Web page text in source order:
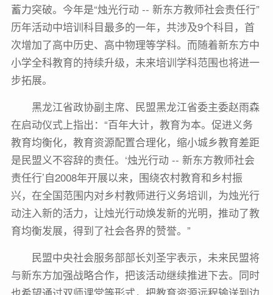
蓄力突破。今年是“烛光行动 -- 新东方教师社会责任行”
历年活动中培训科目最多的一年，共涉及9个科目，首
次增加了高中历史、高中物理等学科。而随着新东方中
小学全科教育的持续升级，未来培训学科范围也将进一
步拓展。
黑龙江省政协副主席、民盟黑龙江省委主委赵雨森
在启动仪式上指出：“百年大计，教育为本。促进义务
教育均衡化，教育资源配置合理化，缩小城乡教育差距
是民盟义不容辞的责任。‘烛光行动 -- 新东方教师社会
责任行’自2008年开展以来，围绕农村教育和乡村振
兴，在全国范围内对乡村教师进行义务培训，为烛光行
动注入新的活力，让烛光行动焕发新的光明，推动了教
育均衡发展，得到了社会各界的赞誉。”
民盟中央社会服务部部长刘圣宇表示，未来民盟将
与新东方加强战略合作，把该活动继续推进下去。同时